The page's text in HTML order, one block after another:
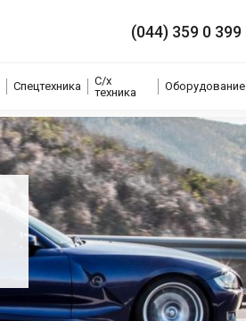
(044) 359 0 399
Спецтехника
С/х
техника
Оборудование